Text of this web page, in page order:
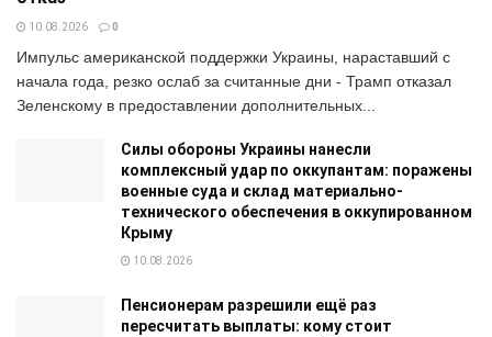
10.08.2026 0
Импульс американской поддержки Украины, нараставший с
начала года, резко ослаб за считанные дни - Трамп отказал
Зеленскому в предоставлении дополнительных...
Силы обороны Украины нанесли
комплексный удар по оккупантам: поражены
военные суда и склад материально-
технического обеспечения в оккупированном
Крыму
10.08.2026
Пенсионерам разрешили ещё раз
пересчитать выплаты: кому стоит